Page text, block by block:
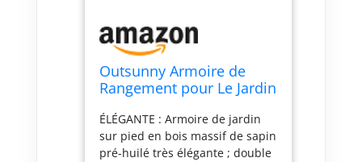
Outsunny Armoire de
Rangement pour Le Jardin
ÉLÉGANTE : Armoire de jardin
sur pied en bois massif de sapin
pré-huilé très élégante ; double